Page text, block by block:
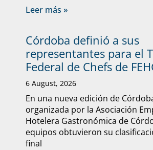
Leer más »
Córdoba definió a sus
representantes para el
Federal de Chefs de
6 August, 2026
En una nueva edición de
organizada por la Asociación
Hotelera Gastronómica de
equipos obtuvieron su
final